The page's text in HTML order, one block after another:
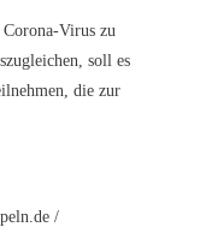
Virus zu
soll es
die zur
/